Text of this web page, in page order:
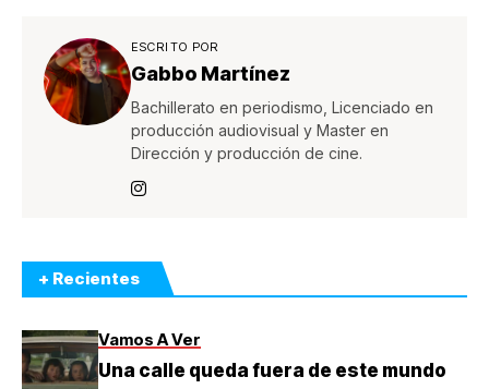
ESCRITO POR
Gabbo Martínez
Bachillerato en periodismo, Licenciado en
producción audiovisual y Master en
Dirección y producción de cine.
+ Recientes
Vamos A Ver
Una calle queda fuera de este mundo